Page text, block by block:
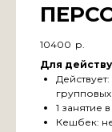
10400 р.
Для
1 занятие
Кешбек: